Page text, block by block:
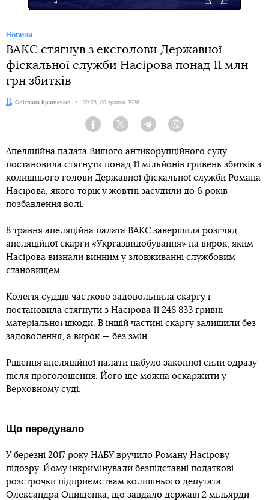
Новини
ВАКС стягнув з ексголови Державної
фіскальної служби Насірова понад 11 млн
грн збитків
Автор:
Світлана Кравченко Дата:
09:23, 09 травня 2026
Facebook Twitter Telegram
Апеляційна палата Вищого антикорупційного суду
постановила стягнути понад 11 мільйонів гривень збитків з
колишнього голови Державної фіскальної служби Романа
Насірова, якого торік у жовтні засудили до 6 років
позбавлення волі.
8 травня апеляційна палата ВАКС завершила розгляд
апеляційної скарги «Укргазвидобування» на вирок, яким
Насірова визнали винним у зловживанні службовим
становищем.
Колегія суддів частково задовольнила скаргу і
постановила стягнути з Насірова 11 248 833 гривні
матеріальної шкоди. В іншій частині скаргу залишили без
задоволення, а вирок — без змін.
Рішення апеляційної палати набуло законної сили одразу
після проголошення. Його ще можна оскаржити у
Верховному суді.
Що передувало
У березні 2017 року НАБУ вручило Роману Насірову
підозру. Йому інкримінували безпідставні податкові
розстрочки підприємствам колишнього депутата
Олександра Онищенка, що завдало державі 2 мільярди